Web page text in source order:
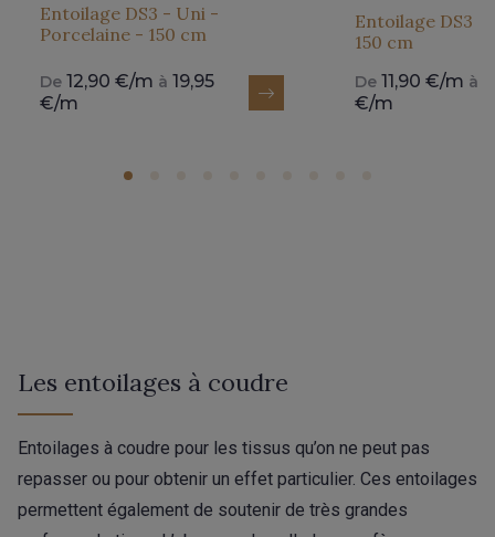
Entoilage DS3 - Uni -
Porcelaine - 150 cm
De 12,90 €/m à 19,95
€/m
Entoilage DS3
150 cm
De11,90 €/m à
€/m
Les entoilages à coudre
Entoilages à coudre pour les tissus qu’on ne peut pas
repasser ou pour obtenir un effet particulier. Ces entoilages
permettent également de soutenir de très grandes